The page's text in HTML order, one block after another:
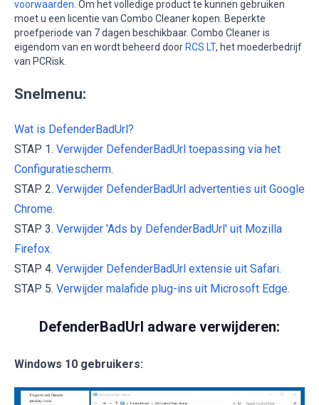
voorwaarden . Om het volledige product te kunnen gebruiken
moet u een licentie van Combo Cleaner kopen. Beperkte
proefperiode van 7 dagen beschikbaar. Combo Cleaner is
eigendom van en wordt beheerd door RCS LT, het moederbedrijf
van PCRisk.
Snelmenu:
Wat is DefenderBadUrl?
STAP 1. Verwijder DefenderBadUrl toepassing via het
Configuratiescherm.
STAP 2. Verwijder DefenderBadUrl advertenties uit Google
Chrome.
STAP 3. Verwijder 'Ads by DefenderBadUrl' uit Mozilla
Firefox.
STAP 4. Verwijder DefenderBadUrl extensie uit Safari.
STAP 5. Verwijder malafide plug-ins uit Microsoft Edge.
DefenderBadUrl adware verwijderen:
Windows 10 gebruikers: